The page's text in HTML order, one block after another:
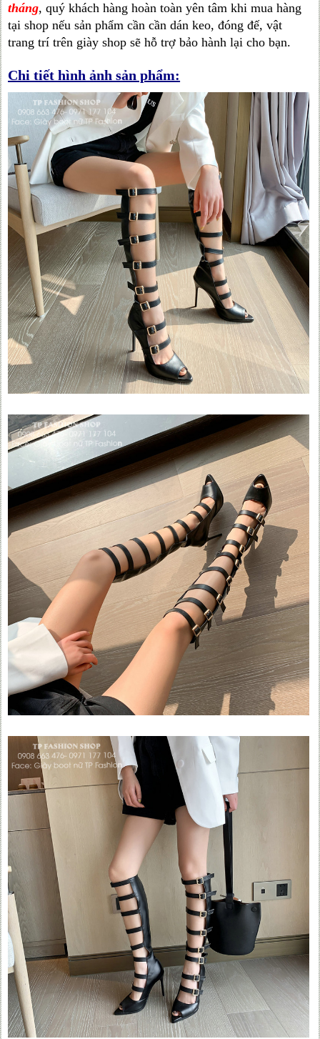
tháng, quý khách hàng hoàn toàn yên tâm khi mua hàng
tại shop nếu sản phẩm cần cần dán keo, đóng đế, vật
trang trí trên giày shop sẽ hỗ trợ bảo hành lại cho bạn.
Chi tiết hình ảnh sản phẩm: